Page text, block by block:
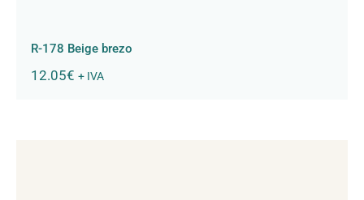
R-178 Beige brezo
12.05€ + IVA